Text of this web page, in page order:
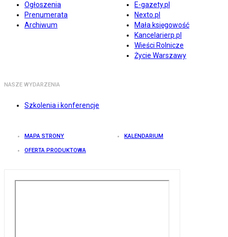
Ogłoszenia
Prenumerata
Archiwum
E-gazety.pl
Nexto.pl
Mała księgowość
Kancelarierp.pl
Wieści Rolnicze
Życie Warszawy
NASZE WYDARZENIA
Szkolenia i konferencje
MAPA STRONY KALENDARIUM
OFERTA PRODUKTOWA